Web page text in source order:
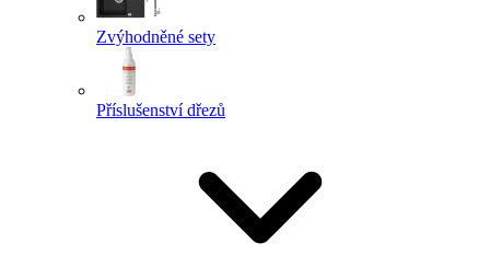
Zvýhodněné sety
Příslušenství dřezů